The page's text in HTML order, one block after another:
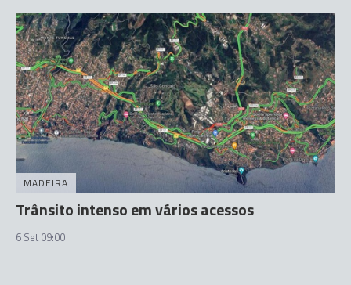
MADEIRA
Trânsito intenso em vários acessos
6 Set 09:00